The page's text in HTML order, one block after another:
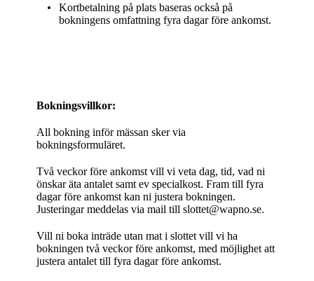
Kortbetalning på plats baseras också på
bokningens omfattning fyra dagar före ankomst.
Bokningsvillkor:
All bokning inför mässan sker via
bokningsformuläret.
Två veckor före ankomst vill vi veta dag, tid, vad ni
önskar äta antalet samt ev specialkost. Fram till fyra
dagar före ankomst kan ni justera bokningen.
Justeringar meddelas via mail till slottet@wapno.se.
Vill ni boka inträde utan mat i slottet vill vi ha
bokningen två veckor före ankomst, med möjlighet att
justera antalet till fyra dagar före ankomst.